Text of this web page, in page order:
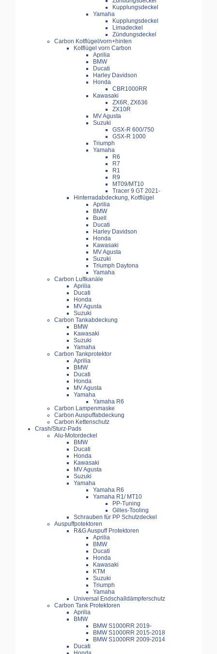
Kupplungsdeckel
Yamaha
Kupplungsdeckel
Limadeckel
Zündungsdeckel
Carbon Kotflügel/vorn+hinten
Kotflügel vorn Carbon
Aprilia
BMW
Ducati
Harley Davidson
Honda
CBR1000RR
Kawasaki
ZX6R, ZX636
ZX10R
MV Agusta
Suzuki
GSX-R 600/750
GSX-R 1000
Triumph
Yamaha
R6
R7
R1
R9
MT09/MT10
Tracer 9 GT 2021-
Hinterradabdeckung, Kotflügel
Aprilia
BMW
Buell
Ducati
Harley Davidson
Honda
Kawasaki
MV Agusta
Suzuki
Triumph Daytona
Yamaha
Carbon Luftkanäle
Aprilia
Ducati
Honda
MV Agusta
Suzuki
Carbon Tankabdeckung
BMW
Kawasaki
Suzuki
Yamaha
Carbon Tankprotektor
Aprilia
BMW
Ducati
Honda
MV Agusta
Yamaha
Yamaha R6
Carbon Lampenmaske
Carbon Auspuffabdeckung
Carbon Kettenschutz
Crash/Sturz-Pads
Alu-Motordeckel
BMW
Ducati
Honda
Kawasaki
MV Agusta
Suzuki
Yamaha
Yamaha R6
Yamaha R1/ MT10
PP-Tuning
Gilles-Tooling
Schrauben für PP Schutzdeckel
Auspuffpotektoren
R&G Auspuff Protektoren
Aprilia
BMW
Ducati
Honda
Kawasaki
KTM
Suzuki
Triumph
Yamaha
Universal Endschalldämpferschutz
Carbon Tank Protektoren
Aprilia
BMW
BMW S1000RR 2019-
BMW S1000RR 2015-2018
BMW S1000RR 2009-2014
Ducati